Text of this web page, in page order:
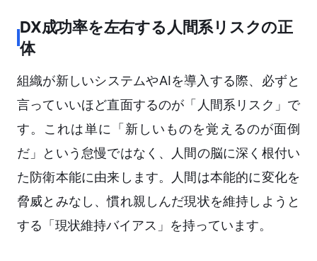
DX成功率を左右する人間系リスクの正
体
組織が新しいシステムやAIを導入する際、必ずと
言っていいほど直面するのが「人間系リスク」で
す。これは単に「新しいものを覚えるのが面倒
だ」という怠慢ではなく、人間の脳に深く根付い
た防衛本能に由来します。人間は本能的に変化を
脅威とみなし、慣れ親しんだ現状を維持しようと
する「現状維持バイアス」を持っています。